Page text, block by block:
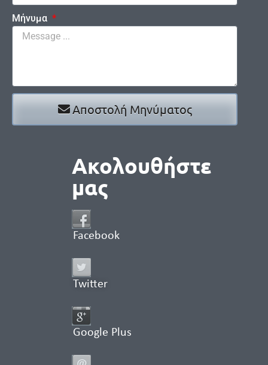
Μήνυμα
Αποστολή Μηνύματος
Ακολουθήστε
μας
Facebook
Twitter
Google Plus